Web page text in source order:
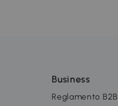
Business
Reglamento B2B